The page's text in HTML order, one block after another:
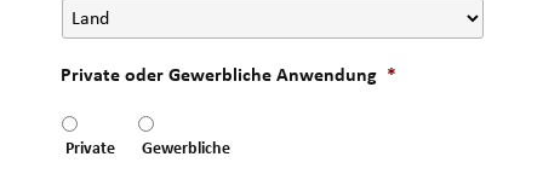
Private oder Gewerbliche Anwendung *
Private Gewerbliche